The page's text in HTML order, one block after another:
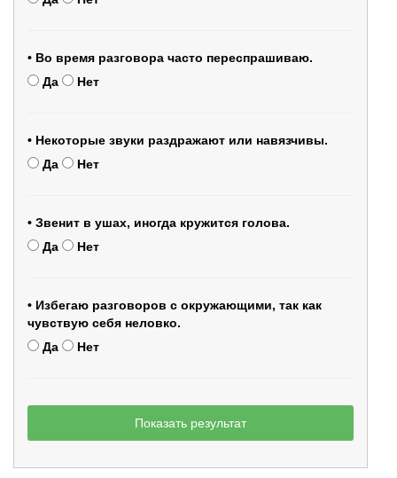
• Во время разговора часто переспрашиваю.
Да
Нет
• Некоторые звуки раздражают или навязчивы.
Да
Нет
• Звенит в ушах, иногда кружится голова.
Да
Нет
• Избегаю разговоров с окружающими, так как
чувствую себя неловко.
Да
Нет
Показать результат